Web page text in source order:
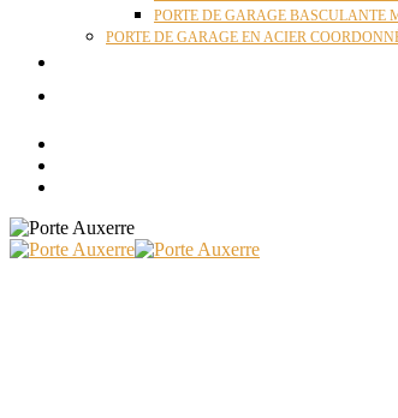
PORTE DE GARAGE BASCULANTE
PORTE DE GARAGE EN ACIER